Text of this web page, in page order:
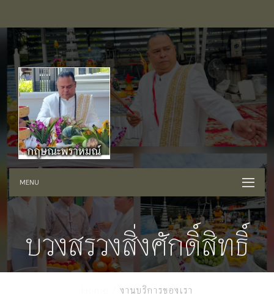
MENU
บวงสรวงสิ่งศักดิ์สิทธิ์
Home /งานบริการของเรา